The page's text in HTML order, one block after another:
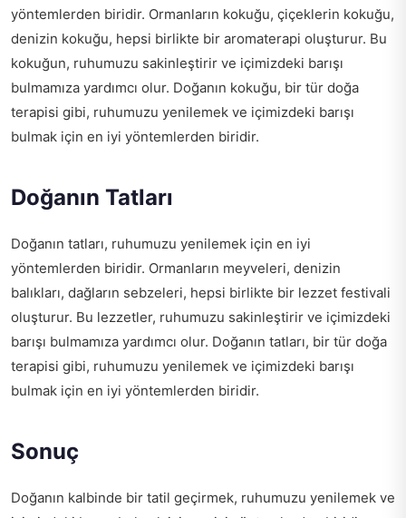
yöntemlerden biridir. Ormanların kokuğu, çiçeklerin kokuğu,
denizin kokuğu, hepsi birlikte bir aromaterapi oluşturur. Bu
kokuğun, ruhumuzu sakinleştirir ve içimizdeki barışı
bulmamıza yardımcı olur. Doğanın kokuğu, bir tür doğa
terapisi gibi, ruhumuzu yenilemek ve içimizdeki barışı
bulmak için en iyi yöntemlerden biridir.
Doğanın Tatları
Doğanın tatları, ruhumuzu yenilemek için en iyi
yöntemlerden biridir. Ormanların meyveleri, denizin
balıkları, dağların sebzeleri, hepsi birlikte bir lezzet festivali
oluşturur. Bu lezzetler, ruhumuzu sakinleştirir ve içimizdeki
barışı bulmamıza yardımcı olur. Doğanın tatları, bir tür doğa
terapisi gibi, ruhumuzu yenilemek ve içimizdeki barışı
bulmak için en iyi yöntemlerden biridir.
Sonuç
Doğanın kalbinde bir tatil geçirmek, ruhumuzu yenilemek ve